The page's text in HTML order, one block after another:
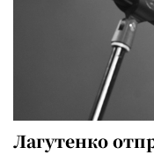
Лагутенко